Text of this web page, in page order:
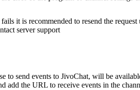
it is recommended to resend the
server support
to send events to JivoChat, will be
add the URL to receive events in the